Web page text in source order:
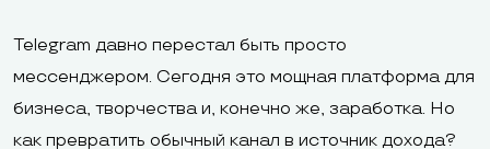
Telegram давно перестал быть просто
мессенджером. Сегодня это мощная платформа для
бизнеса, творчества и, конечно же, заработка. Но
как превратить обычный канал в источник дохода?